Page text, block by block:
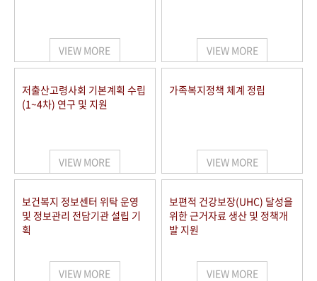
VIEW MORE VIEW MORE
저출산고령사회 기본계획 수립
(1~4차) 연구 및 지원
VIEW MORE
가족복지정책 체계 정립
VIEW MORE
보건복지 정보센터 위탁 운영
및 정보관리 전담기관 설립 기
획
VIEW MORE
보편적 건강보장(UHC) 달성을
위한 근거자료 생산 및 정책개
발 지원
VIEW MORE